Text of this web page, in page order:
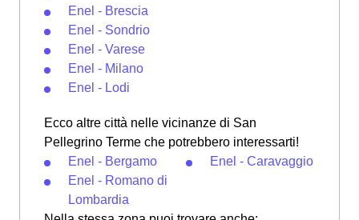
Enel - Brescia
Enel - Sondrio
Enel - Varese
Enel - Milano
Enel - Lodi
Ecco altre città nelle vicinanze di San
Pellegrino Terme che potrebbero interessarti!
Enel - Bergamo
Enel - Romano di
Lombardia
Enel - Caravaggio